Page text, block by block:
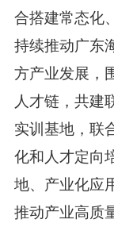
合搭建常态化
持续推动广东
方产业发展，
人才链，共建
实训基地，联
化和人才定向
地、产业化应
推动产业高质